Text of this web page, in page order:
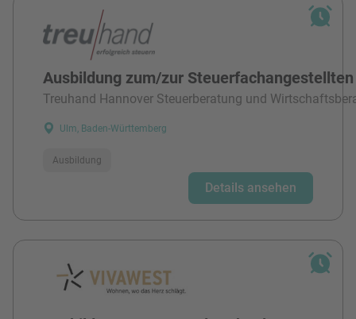
Ausbildung zum/zur
Treuhand Hannover Steuerberatung und
Ulm, Baden-Württemberg
Ausbildung
Details ansehen